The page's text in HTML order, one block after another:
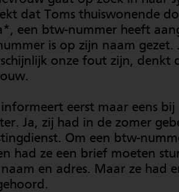
dat Toms thuiswonende
een btw-nummer heeft
is op zijn naam gezet.
onze fout zijn, denkt
eerst maar eens bij
Ja, zij had in de zomer
Om een btw-
had ze een brief moeten
en adres. Maar ze had